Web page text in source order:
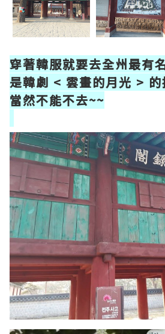
穿著韓服就要去全州最有
是韓劇 < 雲畫的月光 > 的
當然不能不去~~